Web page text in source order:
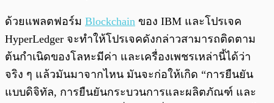
ด้วยแพลตฟอร์ม Blockchain ของ IBM และโปรเจค
HyperLedger จะทำให้โปรเจคดังกล่าวสามารถติดตาม
ต้นกำเนิดของโลหะมีค่า และเครื่องเพชรเหล่านี้ได้ว่า
จริง ๆ แล้วมันมาจากไหน มันจะก่อให้เกิด “การยืนยัน
แบบดิจิทัล, การยืนยันกระบวนการและผลิตภัณฑ์ และ